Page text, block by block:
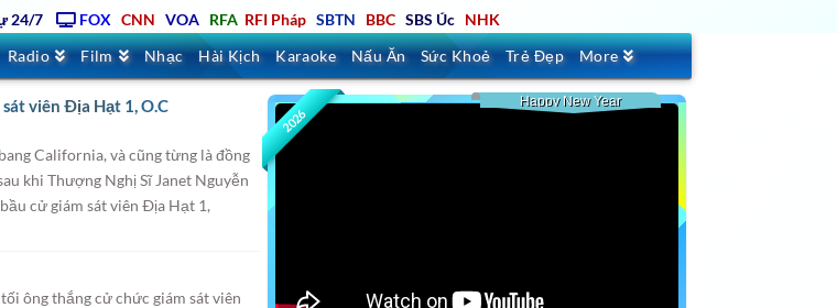
24/7 FOX CNN VOA RFA RFI Pháp SBTN BBC SBS Úc NHK
Radio Film Nhạc Hài Kịch Karaoke Nấu Ăn Sức Khoẻ Trẻ Đẹp More
viên Ðịa Hạt 1, O.C
California, và cũng từng là đồng
khi Thượng Nghị Sĩ Janet Nguyễn
cử giám sát viên Ðịa Hạt 1,
ông thắng cử chức giám sát viên
2026
Happy New Year